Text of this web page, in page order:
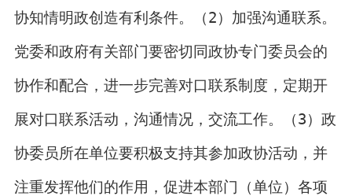
协知情明政创造有利条件。（2）加强沟通联系。
党委和政府有关部门要密切同政协专门委员会的
协作和配合，进一步完善对口联系制度，定期开
展对口联系活动，沟通情况，交流工作。（3）政
协委员所在单位要积极支持其参加政协活动，并
注重发挥他们的作用，促进本部门（单位）各项